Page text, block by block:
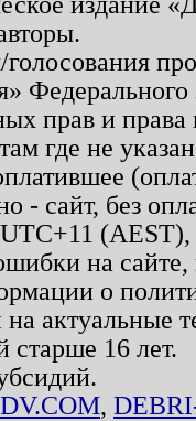
прав и
где не
- сайт, без
на
о
актуальные
16 лет.
,